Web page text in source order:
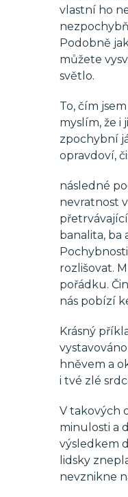
vlastní ho
Podobně
můžete
světlo.
To, čím
myslím, že
zpochybní
opravdoví,
následné
nevratnost
banalita, ba
rozlišovat.
pořádku.
nás pobízí
Krásný
hněvem a
i tvé zlé
V takových
minulosti a
výsledkem
lidsky
nevznikne